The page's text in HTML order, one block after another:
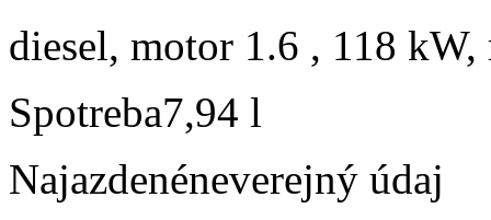
diesel, motor 1.6 , 118 kW,
Spotreba7,94 l
Najazdenéneverejný údaj